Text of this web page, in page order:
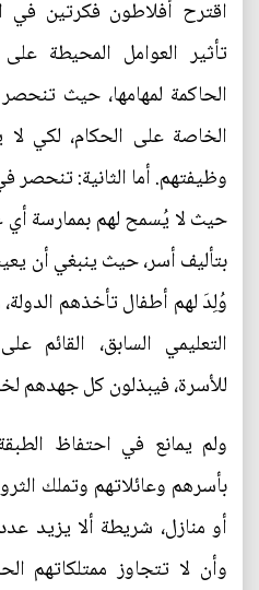
اقترح أفلاطون فكرتين في
تأثير العوامل المحيطة
الحاكمة لمهامها، حيث
الخاصة على الحكام، لكي لا
وظيفتهم. أما الثانية: تنحصر
حيث لا يُسمح لهم بممارسة أي
بتأليف أسر، حيث ينبغي أن
وُلِدَ لهم أطفال تأخذهم
التعليمي السابق، القائم
للأسرة، فيبذلون كل جهدهم
ولم يمانع في احتفاظ
بأسرهم وعائلاتهم وتملك
أو منازل، شريطة ألا يزيد
وأن لا تتجاوز ممتلكاتهم